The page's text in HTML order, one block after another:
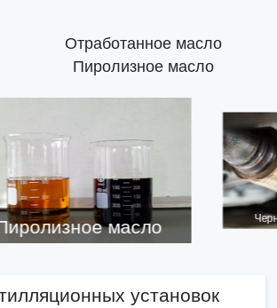
Отработанное масло
Пиролизное масло
масло
установок